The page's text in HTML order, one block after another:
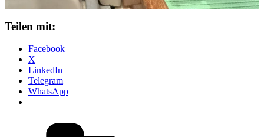
Teilen mit:
Facebook
X
LinkedIn
Telegram
WhatsApp